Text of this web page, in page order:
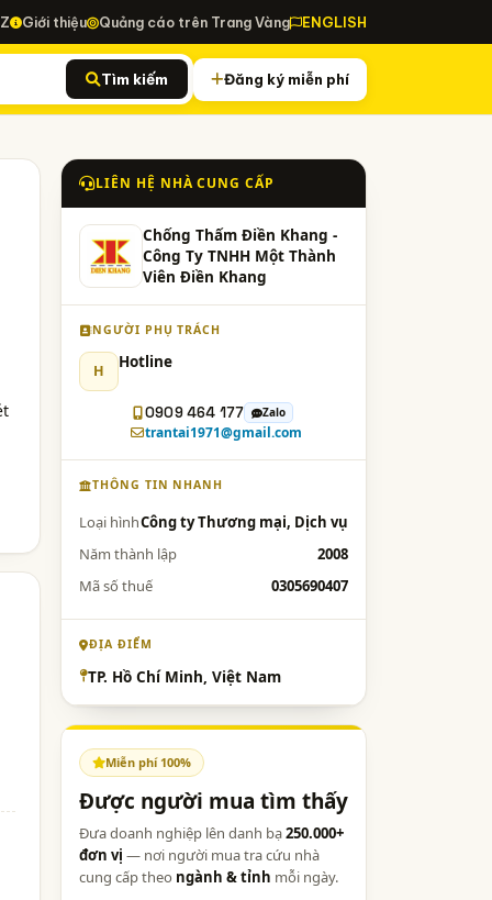
Giới thiệu Quảng cáo trên Trang Vàng ENGLISH
Tìm kiếm Đăng ký miễn phí
LIÊN HỆ NHÀ CUNG CẤP
Chống Thấm Điền Khang -
Công Ty TNHH Một Thành
Viên Điền Khang
NGƯỜI PHỤ TRÁCH
H Hotline
0909 464 177 Zalo
trantai1971@gmail.com
THÔNG TIN NHANH
Loại hìnhCông ty Thương mại, Dịch vụ
Năm thành lập
2008
Mã số thuế
0305690407
ĐỊA ĐIỂM
TP. Hồ Chí Minh, Việt Nam
Miễn phí 100%
Được người mua tìm thấy
Đưa doanh nghiệp lên danh bạ250.000+
đơn vị — nơi người mua tra cứu nhà
cung cấp theo ngành & tỉnh mỗi ngày.